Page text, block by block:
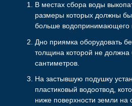
В местах сбора воды
размеры которых должны
больше водопринимающего
Дно приямка оборудовать
толщина которой не
сантиметров.
На застывшую подушку
пластиковый водоотвод,
ниже поверхности земли на